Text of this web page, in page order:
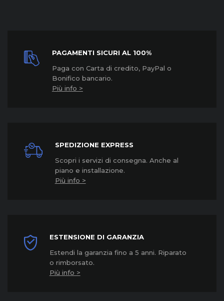
PAGAMENTI SICURI AL 100%
Paga con Carta di credito, PayPal o
Bonifico bancario.
Più info >
SPEDIZIONE EXPRESS
Scopri i servizi di consegna. Anche al
piano e installazione.
Più info >
ESTENSIONE DI GARANZIA
Estendi la garanzia fino a 5 anni. Riparato
o rimborsato.
Più info >